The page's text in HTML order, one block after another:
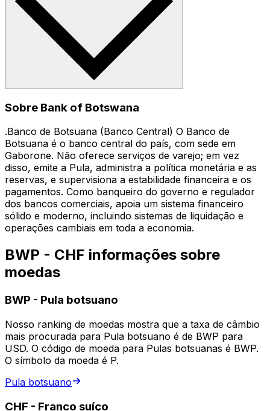
Sobre Bank of Botswana
.Banco de Botsuana (Banco Central) O Banco de
Botsuana é o banco central do país, com sede em
Gaborone. Não oferece serviços de varejo; em vez
disso, emite a Pula, administra a política monetária e as
reservas, e supervisiona a estabilidade financeira e os
pagamentos. Como banqueiro do governo e regulador
dos bancos comerciais, apoia um sistema financeiro
sólido e moderno, incluindo sistemas de liquidação e
operações cambiais em toda a economia.
BWP - CHF informações sobre
moedas
BWP - Pula botsuano
Nosso ranking de moedas mostra que a taxa de câmbio
mais procurada para Pula botsuano é de BWP para
USD. O código de moeda para Pulas botsuanas é BWP.
O símbolo da moeda é P.
Pula botsuano
CHF - Franco suíço